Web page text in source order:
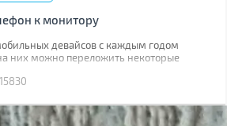
к монитору
девайсов с каждым годом
них можно переложить некоторые